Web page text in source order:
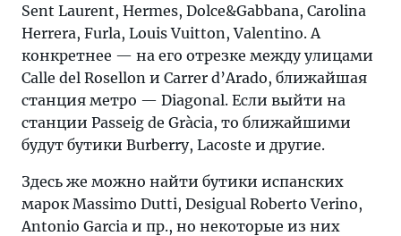
Sent Laurent, Hermes, Dolce&Gabbana, Carolina
Herrera, Furla, Louis Vuitton, Valentino. А
конкретнее — на его отрезке между улицами
Calle del Rosellon и Carrer d’Arado, ближайшая
станция метро — Diagonal. Если выйти на
станции Passeig de Gràcia, то ближайшими
будут бутики Burberry, Lacoste и другие.
Здесь же можно найти бутики испанских
марок Massimo Dutti, Desigual Roberto Verino,
Antonio Garcia и пр., но некоторые из них